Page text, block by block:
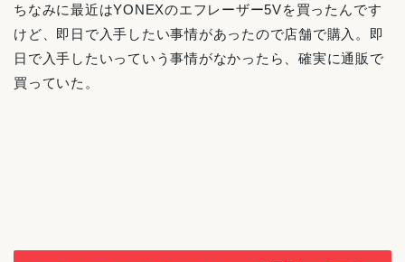
ちなみに最近はYONEXのエフレーザー5Vを買ったんです
けど、即日で入手したい事情があったので店舗で購入。即
日で入手したいっていう事情がなかったら、確実に通販で
買っていた。